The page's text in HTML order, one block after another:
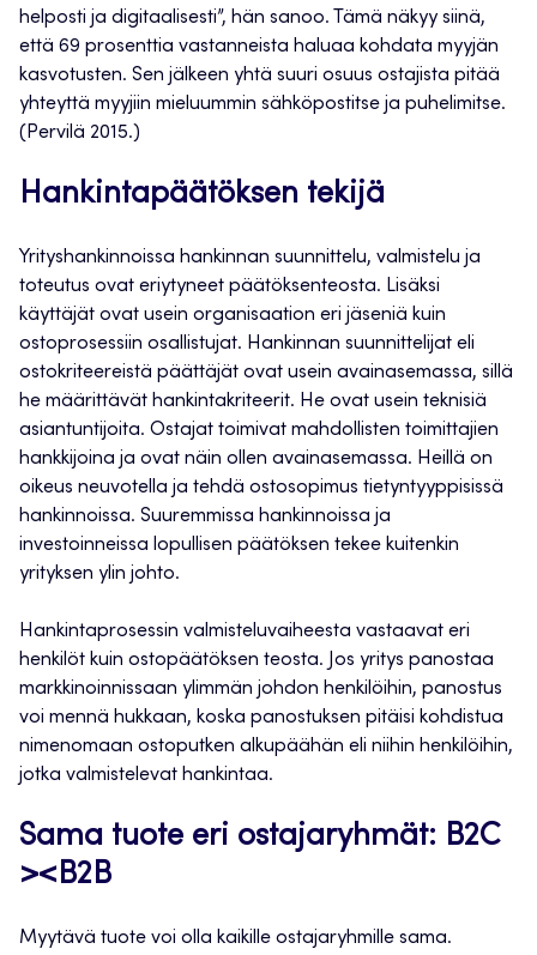
helposti ja digitaalisesti”, hän sanoo. Tämä näkyy siinä,
että 69 prosenttia vastanneista haluaa kohdata myyjän
kasvotusten. Sen jälkeen yhtä suuri osuus ostajista pitää
yhteyttä myyjiin mieluummin sähköpostitse ja puhelimitse.
(Pervilä 2015.)
Hankintapäätöksen tekijä
Yrityshankinnoissa hankinnan suunnittelu, valmistelu ja
toteutus ovat eriytyneet päätöksenteosta. Lisäksi
käyttäjät ovat usein organisaation eri jäseniä kuin
ostoprosessiin osallistujat. Hankinnan suunnittelijat eli
ostokriteereistä päättäjät ovat usein avainasemassa, sillä
he määrittävät hankintakriteerit. He ovat usein teknisiä
asiantuntijoita. Ostajat toimivat mahdollisten toimittajien
hankkijoina ja ovat näin ollen avainasemassa. Heillä on
oikeus neuvotella ja tehdä ostosopimus tietyntyyppisissä
hankinnoissa. Suuremmissa hankinnoissa ja
investoinneissa lopullisen päätöksen tekee kuitenkin
yrityksen ylin johto.
Hankintaprosessin valmisteluvaiheesta vastaavat eri
henkilöt kuin ostopäätöksen teosta. Jos yritys panostaa
markkinoinnissaan ylimmän johdon henkilöihin, panostus
voi mennä hukkaan, koska panostuksen pitäisi kohdistua
nimenomaan ostoputken alkupäähän eli niihin henkilöihin,
jotka valmistelevat hankintaa.
Sama tuote eri ostajaryhmät: B2C
><B2B
Myytävä tuote voi olla kaikille ostajaryhmille sama.